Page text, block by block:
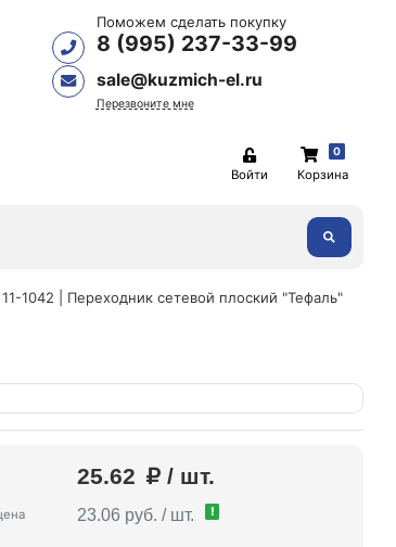
Поможем сделать покупку
8 (995) 237-33-99
sale@kuzmich-el.ru
Перезвоните мне
Войти
0
Корзина
11-1042 | Переходник сетевой плоский "Тефаль"
25.62 / шт.
23.06 руб. / шт. !